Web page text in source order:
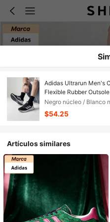
Adidas Ultrarun Men's
Flexible Rubber
IE8794
Negro núcleo / Blanco
$54.25
Artículos similares